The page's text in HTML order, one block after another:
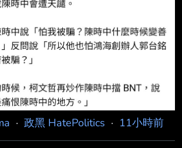
· 政黑 HatePolitics · 11小時前